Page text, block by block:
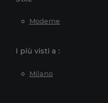
Moderne
I più visti a :
Milano